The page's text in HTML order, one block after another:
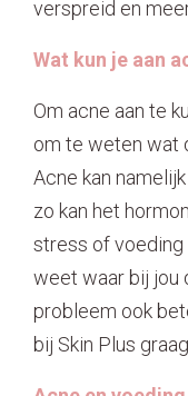
verspreid en
Wat kun je aan
Om acne aan te
om te weten wat
Acne kan
zo kan het
stress of voeding
weet waar bij jou
probleem ook
bij Skin Plus